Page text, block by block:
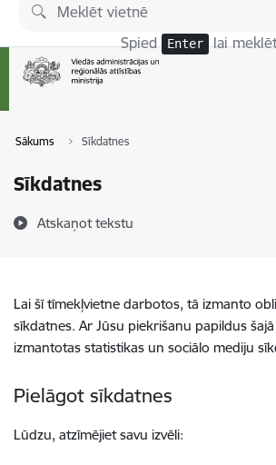
Pāriet uz lapas saturu
Spied Enter lai
Sākums Sīkdatnes
Sīkdatnes
Atskaņot tekstu
Lai šī tīmekļvietne darbotos, tā izmanto
sīkdatnes. Ar Jūsu piekrišanu papildus
izmantotas statistikas un sociālo mediju
Pielāgot sīkdatnes
Lūdzu, atzīmējiet savu izvēli: